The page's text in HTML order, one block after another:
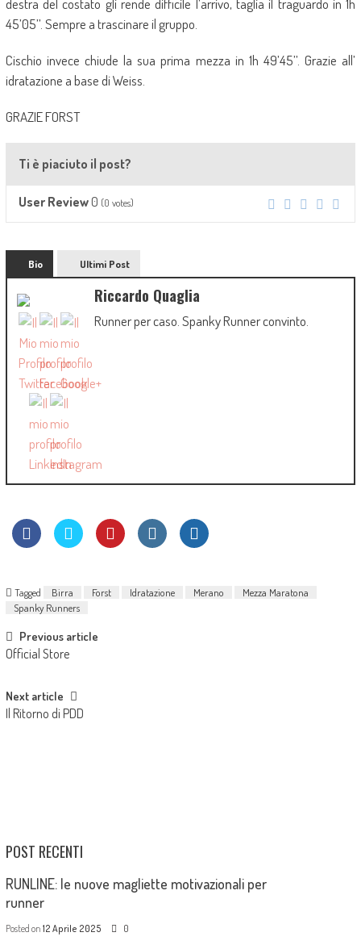
destra del costato gli rende difficile l’arrivo, taglia il traguardo in 1h
45’05’’. Sempre a trascinare il gruppo.
Cischio invece chiude la sua prima mezza in 1h 49’45’’. Grazie all’
idratazione a base di Weiss.
GRAZIE FORST
Ti è piaciuto il post?
User Review0 (0 votes)
Bio Ultimi Post
Riccardo Quaglia
Runner per caso. Spanky Runner convinto.
Tagged Birra Forst Idratazione Merano
Mezza Maratona
Spanky Runners
Previous article
Official Store
Next article
Il Ritorno di PDD
POST RECENTI
RUNLINE: le nuove magliette motivazionali per
runner
Posted on 12 Aprile 2025 0